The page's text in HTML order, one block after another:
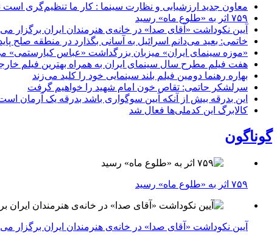
معاون جدید ارزشیابی و نظارت سینما : کار ما تنظیم‌گری است
۷۵۹ اثر به «طلوع ماه» رسید
آیین نکوداشت «آقای صدا» در خانه‌ی هنرمندان ایران برگزار
خاتمی: بعید می‌دانم اسرائیل به آسانی بگذارد در منطقه صلح
«موزه سینمای ایران» میزبان بزرگداشت «عباس کیارستمی»
هفت فیلم مطرح سال سینمای ایران به همراه بهترین فیلم
بهاره رهنما دومین فیلم بلند سینمایی خود را کلید می‌زند
سرلشکر حاتمی: تقاص خون امام شهید را خواهیم گرفت
این بدرقه بیش از آنکه آیین سوگواری باشد بدرقه یک آرمان
کالابرگ این کدملی‌ها فعال شد
گوناگون
۷۵۹ اثر به «طلوع ماه» رسید
آیین نکوداشت «آقای صدا» در خانه‌ی هنرمندان ایران برگزار